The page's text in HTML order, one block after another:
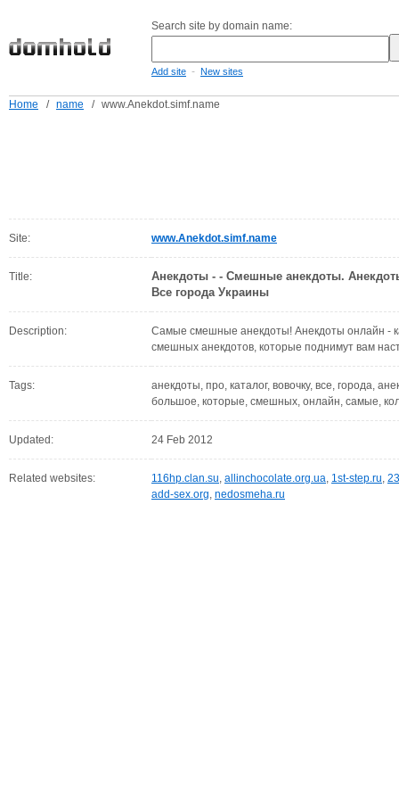
Search site by domain name:
Add site - New sites
Home / name / www.Anekdot.simf.name
Site: www.Anekdot.simf.name
Title:
Анекдоты - - Смешные анекдоты.
Все города Украины
Description:
Самые смешные анекдоты! Анекдоты онлайн -
смешных анекдотов, которые поднимут вам
Tags:
анекдоты, про, каталог, вовочку, все, города,
большое, которые, смешных, онлайн, самые,
Updated: 24 Feb 2012
Related websites: 116hp.clan.su, allinchocolate.org.ua, 1st-step.ru,
add-sex.org, nedosmeha.ru